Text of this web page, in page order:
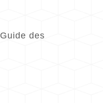
Guide des